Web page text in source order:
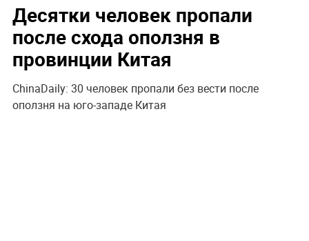
Десятки человек пропали
после схода оползня в
провинции Китая
ChinaDaily: 30 человек пропали без вести после
оползня на юго-западе Китая